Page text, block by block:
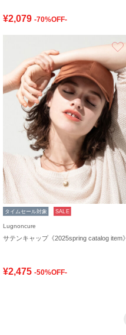
¥2,079 -70%OFF-
タイムセール対象 SALE
Lugnoncure
サテンキャップ《2025spring catalog item》
¥2,475 -50%OFF-